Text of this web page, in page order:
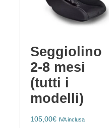
Seggiolino
2-8 mesi
(tutti i
modelli)
105,00€ IVA inclusa